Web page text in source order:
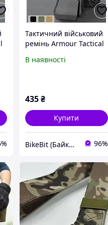
Тактичний військовий
ремінь Armour Tactical
"King Cobra" 125 см
В наявності
435 ₴
Купити
BikeBit (БайкБіт) 96%